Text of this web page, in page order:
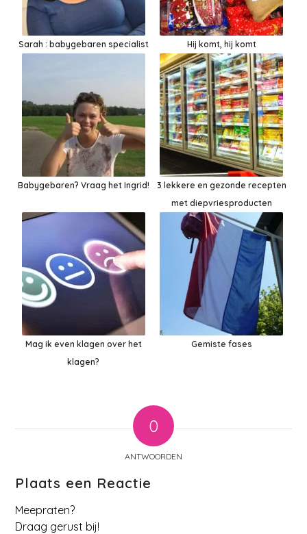
Sarah : babygebaren specialist Hij komt, hij komt
Babygebaren? Vraag het Ingrid!
3 lekkere en gezonde recepten
met diepvriesproducten
Mag ik even klagen over het
klagen?
Gemiste fases
0
ANTWOORDEN
Plaats een Reactie
Meepraten?
Draag gerust bij!